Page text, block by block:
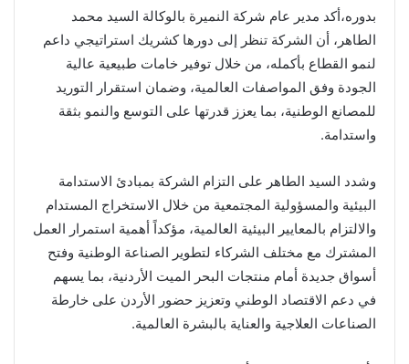
بدوره،أكد مدير عام شركة النميرة بالوكالة السيد محمد
الطاهر، أن الشركة تنظر إلى دورها كشريك استراتيجي داعم
لنمو القطاع بأكمله، من خلال توفير خامات طبيعية عالية
الجودة وفق المواصفات العالمية، وضمان استقرار التوريد
للمصانع الوطنية، بما يعزز قدرتها على التوسع والنمو بثقة
واستدامة.
وشدد السيد الطاهر على التزام الشركة بمبادئ الاستدامة
البيئية والمسؤولية المجتمعية من خلال الاستخراج المستدام
والالتزام بالمعايير البيئية العالمية، مؤكداً أهمية استمرار العمل
المشترك مع مختلف الشركاء لتطوير الصناعة الوطنية وفتح
أسواق جديدة أمام منتجات البحر الميت الأردنية، بما يسهم
في دعم الاقتصاد الوطني وتعزيز حضور الأردن على خارطة
الصناعات العلاجية والعناية بالبشرة العالمية.